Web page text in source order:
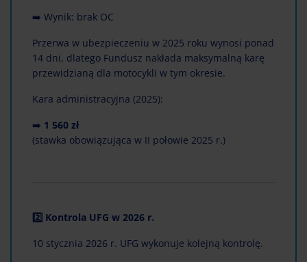
➡️ Wynik: brak OC
Przerwa w ubezpieczeniu w 2025 roku wynosi ponad
14 dni, dlatego Fundusz nakłada maksymalną karę
przewidzianą dla motocykli w tym okresie.
Kara administracyjna (2025):
➡️ 1 560 zł
(stawka obowiązująca w II połowie 2025 r.)
2️⃣ Kontrola UFG w 2026 r.
10 stycznia 2026 r. UFG wykonuje kolejną kontrolę.